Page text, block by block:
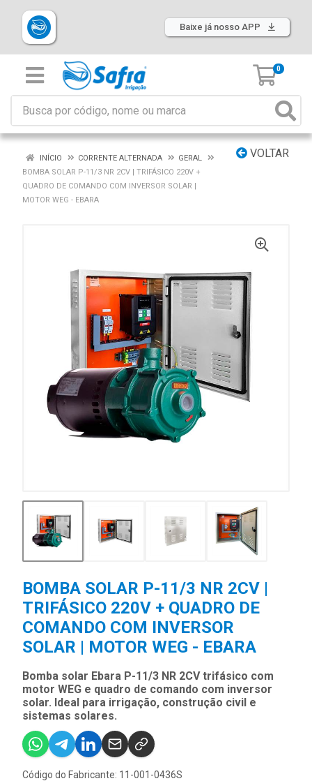
Baixe já nosso APP
0
VOLTAR
INÍCIO CORRENTE ALTERNADA
GERAL
BOMBA SOLAR P-11/3 NR 2CV | TRIFÁSICO 220V +
QUADRO DE COMANDO COM INVERSOR SOLAR |
MOTOR WEG - EBARA
BOMBA SOLAR P-11/3 NR 2CV |
TRIFÁSICO 220V + QUADRO DE
COMANDO COM INVERSOR
SOLAR | MOTOR WEG - EBARA
Bomba solar Ebara P-11/3 NR 2CV trifásico com
motor WEG e quadro de comando com inversor
solar. Ideal para irrigação, construção civil e
sistemas solares.
Código do Fabricante: 11-001-0436S